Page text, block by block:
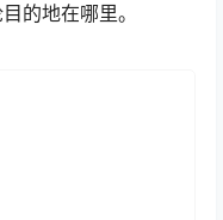
的地在哪里。